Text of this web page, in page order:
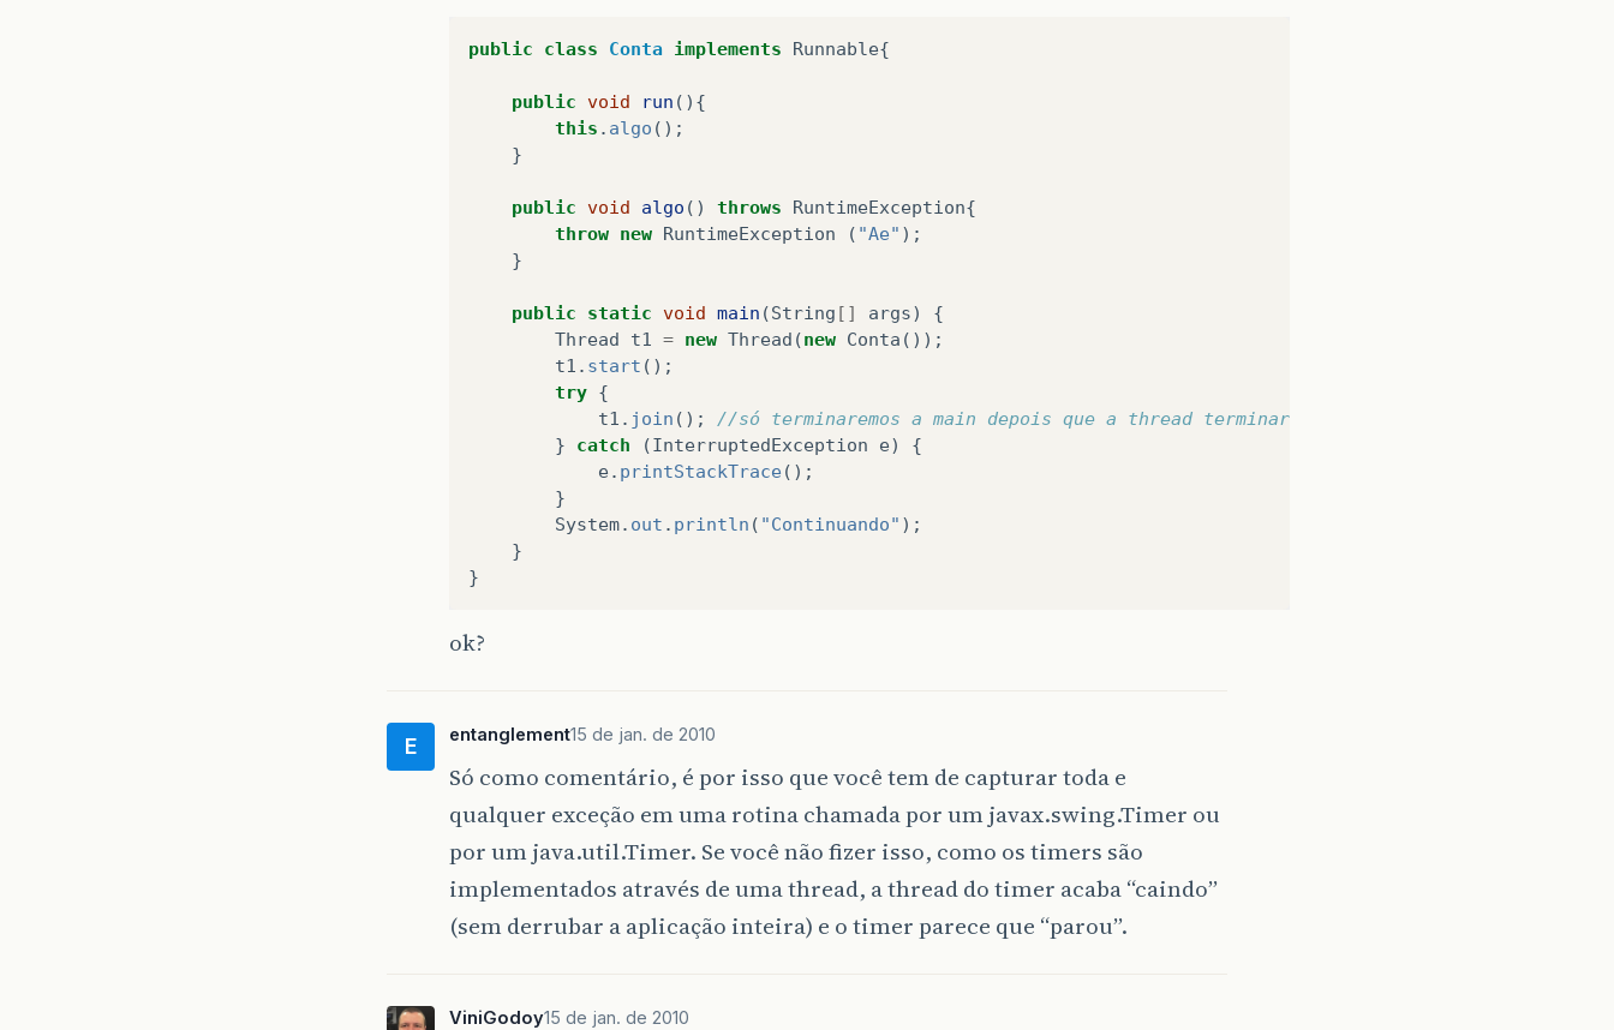
public class Conta implements Runnable{
public void run (){
this . algo ();
}
public void algo () throws RuntimeException{
throw new RuntimeException ( "Ae" );
}
public static void main (String [] args)
{
Thread
t1 = new Thread (new Conta ());
t1 . start ();
try {
t1 . join ();
//só terminaremos a main depois que a thread terminar
}
catch (InterruptedException e)
{
e. printStackTrace();
}
System. out . println ( "Continuando" );
}
}
ok?
E entanglement15 de jan. de 2010
Só como comentário, é por isso que você tem de capturar toda e
qualquer exceção em uma rotina chamada por um javax.swing.Timer ou
por um java.util.Timer. Se você não fizer isso, como os timers são
implementados através de uma thread, a thread do timer acaba “caindo”
(sem derrubar a aplicação inteira) e o timer parece que “parou”.
ViniGodoy15 de jan. de 2010